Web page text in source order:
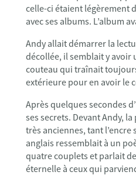
celle-ci étaient légèrement
avec ses albums. L’album
Andy allait démarrer la
décollée, il semblait y avoir
couteau qui traînait
extérieure pour en avoir le
Après quelques secondes
ses secrets. Devant Andy,
très anciennes, tant
anglais ressemblait à un
quatre couplets et parlait
éternelle à ceux qui